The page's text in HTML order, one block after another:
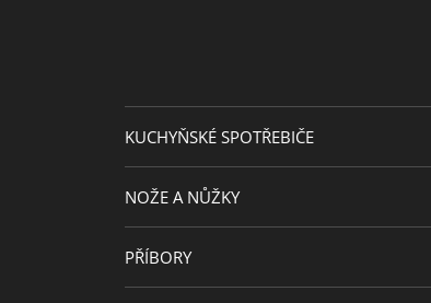
KUCHYŇSKÉ SPOTŘEBIČE
NOŽE A NŮŽKY
PŘÍBORY